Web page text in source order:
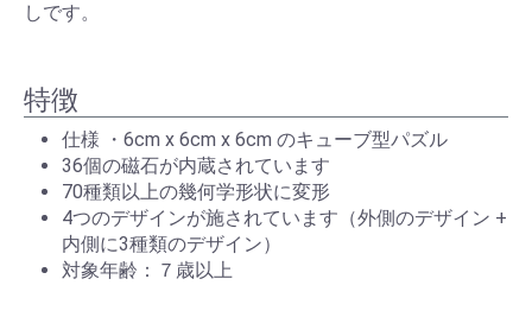
しです。
特徴
仕様 ・6cm x 6cm x 6cm のキューブ型パズル
36個の磁石が内蔵されています
70種類以上の幾何学形状に変形
4つのデザインが施されています（外側のデザイン +
内側に3種類のデザイン）
対象年齢：７歳以上